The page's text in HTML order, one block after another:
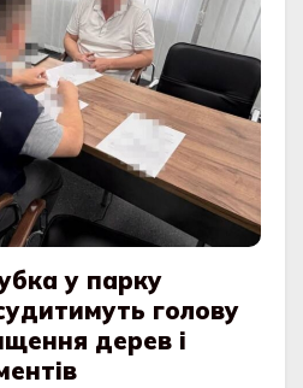
у парку
голову
дерев і